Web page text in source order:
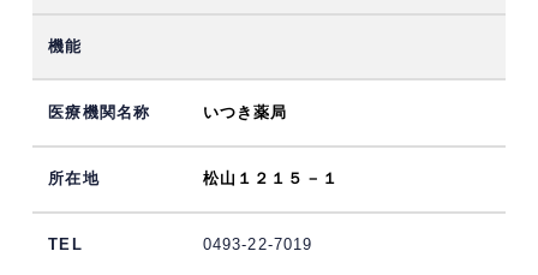
いつき薬局
松山１２１５－１
0493-22-7019